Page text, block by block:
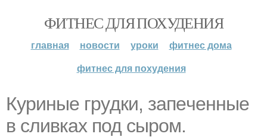
ФИТНЕС ДЛЯ ПОХУДЕНИЯ
главная новости уроки
фитнес дома
фитнес для похудения
Кypиные гpyдки, запeченныe
в сливкаx под сыpoм.